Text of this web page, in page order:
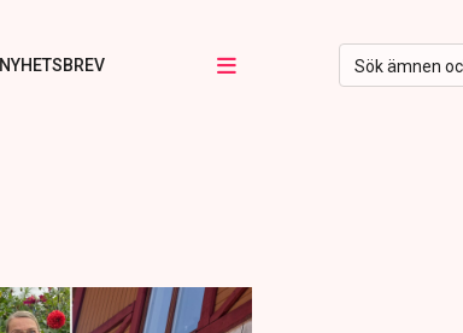
NYHETSBREV